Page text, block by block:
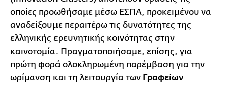
οποίες προωθήσαμε μέσω ΕΣΠΑ, προκειμένου να
αναδείξουμε περαιτέρω τις δυνατότητες της
ελληνικής ερευνητικής κοινότητας στην
καινοτομία. Πραγματοποιήσαμε, επίσης, για
πρώτη φορά ολοκληρωμένη παρέμβαση για την
ωρίμανση και τη λειτουργία των Γραφείων